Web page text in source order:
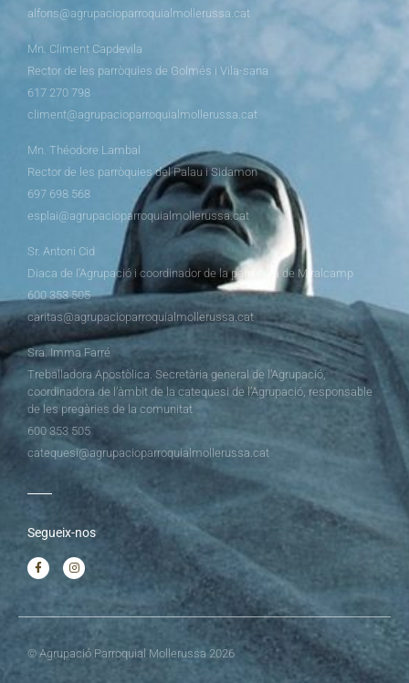
alfons@agrupacioparroquialmollerussa.cat
Mn. Climent Capdevila
Rector de les parròquies de Golmés i Vila-sana
617 270 798
climent@agrupacioparroquialmollerussa.cat
Mn. Théodore Lambal
Rector de les parròquies del Palau i Sidamon
697 698 568
esplai@agrupacioparroquialmollerussa.cat
Sr. Antoni Cid
Diaca de l’Agrupació i coordinador de la parròquia de Miralcamp
600 353 505
caritas@agrupacioparroquialmollerussa.cat
Sra. Imma Farré
Treballadora Apostòlica. Secretària general de l’Agrupació,
coordinadora de l’àmbit de la catequesi de l’Agrupació, responsable
de les pregàries de la comunitat
600 353 505
catequesi@agrupacioparroquialmollerussa.cat
Segueix-nos
© Agrupació Parroquial Mollerussa 2026